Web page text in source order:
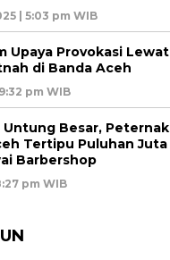
| 5:03 pm WIB
Upaya Provokasi Lewat
di Banda Aceh
pm WIB
Untung Besar, Peternak
Tertipu Puluhan Juta
Barbershop
pm WIB